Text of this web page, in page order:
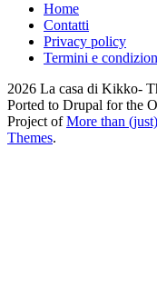
Home
Contatti
Privacy policy
Termini e
2026 La casa di Kikko-
Ported to Drupal for the
Project ofMore than
Themes.